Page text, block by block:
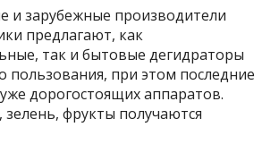
и зарубежные производители
предлагают, как
так и бытовые дегидраторы
пользования, при этом последние
дорогостоящих аппаратов.
фрукты получаются